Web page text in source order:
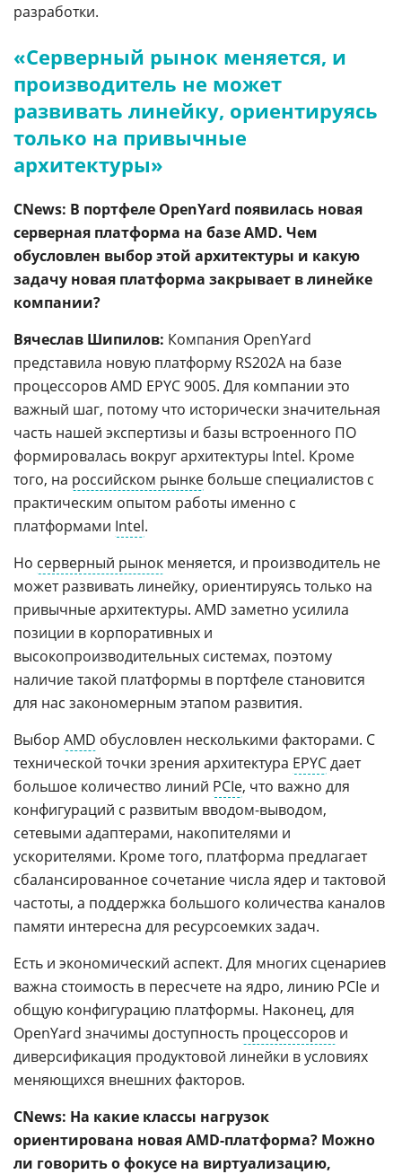
разработки.
«Серверный рынок меняется, и
производитель не может
развивать линейку, ориентируясь
только на привычные
архитектуры»
CNews: В портфеле OpenYard появилась новая
серверная платформа на базе AMD. Чем
обусловлен выбор этой архитектуры и какую
задачу новая платформа закрывает в линейке
компании?
Вячеслав Шипилов: Компания OpenYard
представила новую платформу RS202A на базе
процессоров AMD EPYC 9005. Для компании это
важный шаг, потому что исторически значительная
часть нашей экспертизы и базы встроенного ПО
формировалась вокруг архитектуры Intel. Кроме
того, на российском рынке больше специалистов с
практическим опытом работы именно с
платформами Intel.
Но серверный рынок меняется, и производитель не
может развивать линейку, ориентируясь только на
привычные архитектуры. AMD заметно усилила
позиции в корпоративных и
высокопроизводительных системах, поэтому
наличие такой платформы в портфеле становится
для нас закономерным этапом развития.
Выбор AMD обусловлен несколькими факторами. С
технической точки зрения архитектура EPYCдает
большое количество линий PCIe, что важно для
конфигураций с развитым вводом-выводом,
сетевыми адаптерами, накопителями и
ускорителями. Кроме того, платформа предлагает
сбалансированное сочетание числа ядер и тактовой
частоты, а поддержка большого количества каналов
памяти интересна для ресурсоемких задач.
Есть и экономический аспект. Для многих сценариев
важна стоимость в пересчете на ядро, линию PCIe и
общую конфигурацию платформы. Наконец, для
OpenYard значимы доступность процессоров и
диверсификация продуктовой линейки в условиях
меняющихся внешних факторов.
CNews: На какие классы нагрузок
ориентирована новая AMD-платформа? Можно
ли говорить о фокусе на виртуализацию,